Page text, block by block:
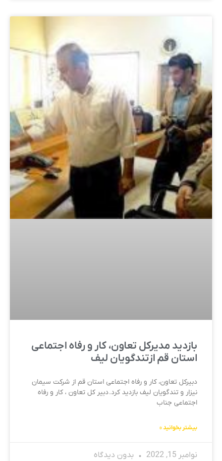
بازدید مدیرکل تعاون، کار و رفاه اجتماعی
استان قم ازتندگویان لیف
دبیرکل تعاون، کار و رفاه اجتماعی استان قم از شرکت سیمان
نیزار و تندگویان لیف بازدید کرد. دبیر کل تعاون ، کار و رفاه
اجتماعی جناب
بیشتر بخوانید »
نوامبر 15, 2022 بدون دیدگاه